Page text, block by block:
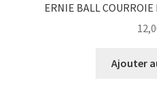
ERNIE BALL COURROIE
Ajouter